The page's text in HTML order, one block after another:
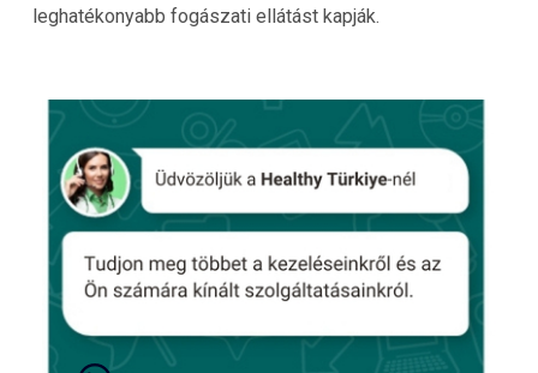
leghatékonyabb fogászati ellátást kapják.